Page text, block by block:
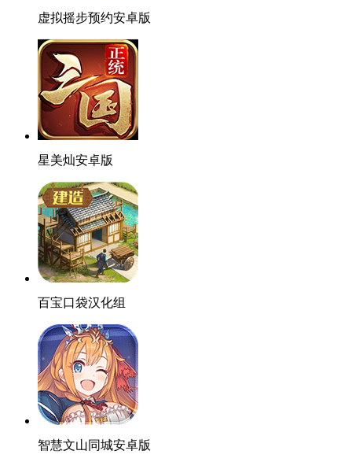
虚拟摇步预约安卓版
星美灿安卓版
百宝口袋汉化组
智慧文山同城安卓版